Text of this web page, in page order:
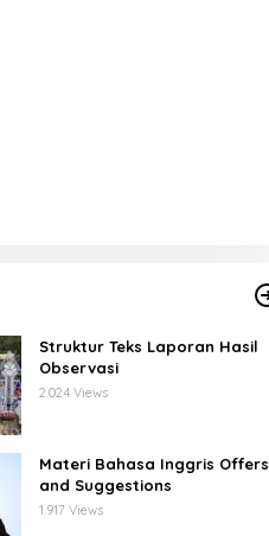
Struktur Teks Laporan Hasil
Observasi
2.024 Views
Materi Bahasa Inggris Offers
and Suggestions
1.917 Views